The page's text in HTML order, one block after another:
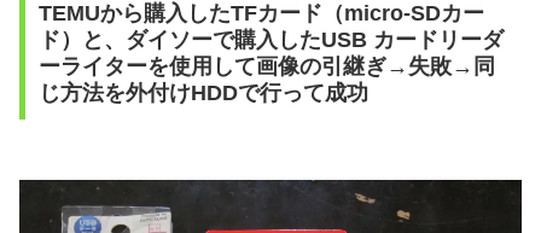
TEMUから購入したTFカード（micro-SDカー
ド）と、ダイソーで購入したUSB カードリーダ
ーライターを使用して画像の引継ぎ→失敗→同
じ方法を外付けHDDで行って成功